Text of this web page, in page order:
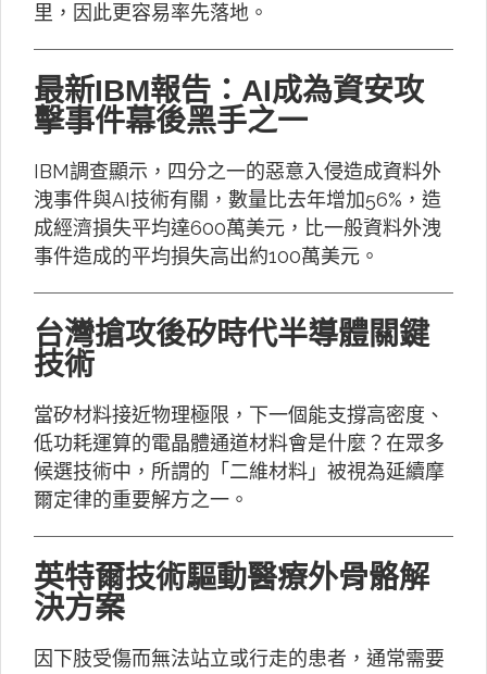
里，因此更容易率先落地。
最新IBM報告：AI成為資安攻
擊事件幕後黑手之一
IBM調查顯示，四分之一的惡意入侵造成資料外
洩事件與AI技術有關，數量比去年增加56%，造
成經濟損失平均達600萬美元，比一般資料外洩
事件造成的平均損失高出約100萬美元。
台灣搶攻後矽時代半導體關鍵
技術
當矽材料接近物理極限，下一個能支撐高密度、
低功耗運算的電晶體通道材料會是什麼？在眾多
候選技術中，所謂的「二維材料」被視為延續摩
爾定律的重要解方之一。
英特爾技術驅動醫療外骨骼解
決方案
因下肢受傷而無法站立或行走的患者，通常需要